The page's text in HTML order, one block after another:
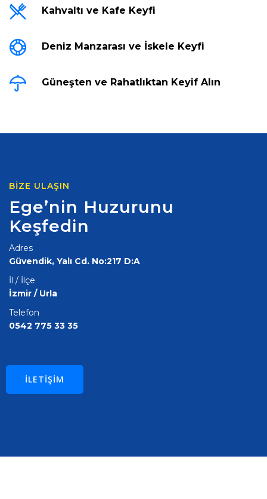
Kahvaltı ve Kafe Keyfi
Deniz Manzarası ve İskele Keyfi
Güneşten ve Rahatlıktan Keyif Alın
BIZE ULAŞIN
Ege’nin Huzurunu
Keşfedin
Adres
Güvendik, Yalı Cd. No:217 D:A
İl / İlçe
İzmir / Urla
Telefon
0542 775 33 35
ILETIŞIM